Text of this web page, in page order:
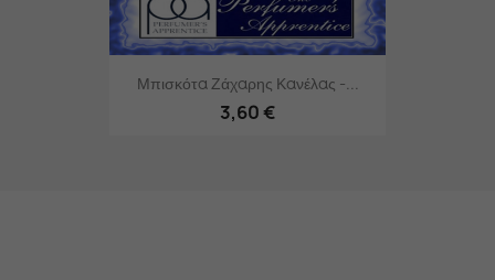
Μπισκότα Ζάχαρης Κανέλας -...
3,60 €